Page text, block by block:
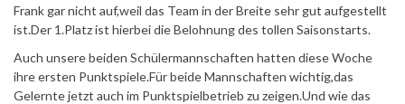
Frank gar nicht auf,weil das Team in der Breite sehr gut aufgestellt
ist.Der 1.Platz ist hierbei die Belohnung des tollen Saisonstarts.
Auch unsere beiden Schülermannschaften hatten diese Woche
ihre ersten Punktspiele.Für beide Mannschaften wichtig,das
Gelernte jetzt auch im Punktspielbetrieb zu zeigen.Und wie das